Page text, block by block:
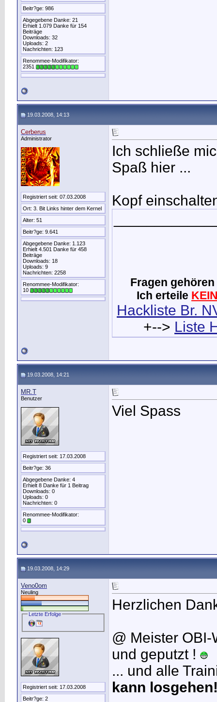
Beitr?ge: 986
Abgegebene Danke: 21
Erhielt 1.079 Danke für 154
Beiträge
Downloads: 32
Uploads: 2
Nachrichten: 123
Renommee-Modifikator:
2351
19.03.2008, 14:13
Cerberus
Administrator
Registriert seit: 07.03.2008
Ort: 3. Bit Links hinter dem Kernel
Alter: 51
Beitr?ge: 9.641
Abgegebene Danke: 1.123
Erhielt 4.501 Danke für 458
Beiträge
Downloads: 18
Uploads: 9
Nachrichten: 2258
Renommee-Modifikator:
10
Ich schließe
Spaß hier ...
Kopf
Fragen
Ich erteile
Hackliste Br.
+--> Liste
19.03.2008, 14:21
MR.T
Benutzer
Registriert seit: 17.03.2008
Beitr?ge: 36
Abgegebene Danke: 4
Erhielt 8 Danke für 1 Beitrag
Downloads: 0
Uploads: 0
Nachrichten: 0
Renommee-Modifikator:
0
Viel Spass
19.03.2008, 14:29
Veno0om
Neuling
Letzte Erfolge
Registriert seit: 17.03.2008
Beitr?ge: 2
Herzlichen
@ Meister
und geputzt !
... und alle
kann